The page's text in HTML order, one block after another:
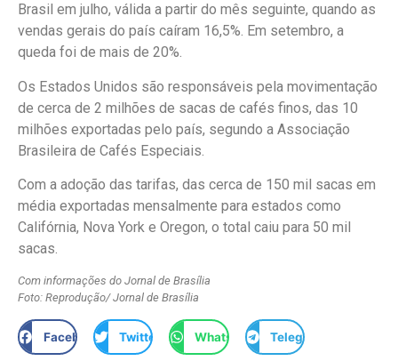
Brasil em julho, válida a partir do mês seguinte, quando as
vendas gerais do país caíram 16,5%. Em setembro, a
queda foi de mais de 20%.
Os Estados Unidos são responsáveis pela movimentação
de cerca de 2 milhões de sacas de cafés finos, das 10
milhões exportadas pelo país, segundo a Associação
Brasileira de Cafés Especiais.
Com a adoção das tarifas, das cerca de 150 mil sacas em
média exportadas mensalmente para estados como
Califórnia, Nova York e Oregon, o total caiu para 50 mil
sacas.
Com informações do Jornal de Brasília
Foto: Reprodução/ Jornal de Brasília
Facebook Twitter WhatsApp Telegram